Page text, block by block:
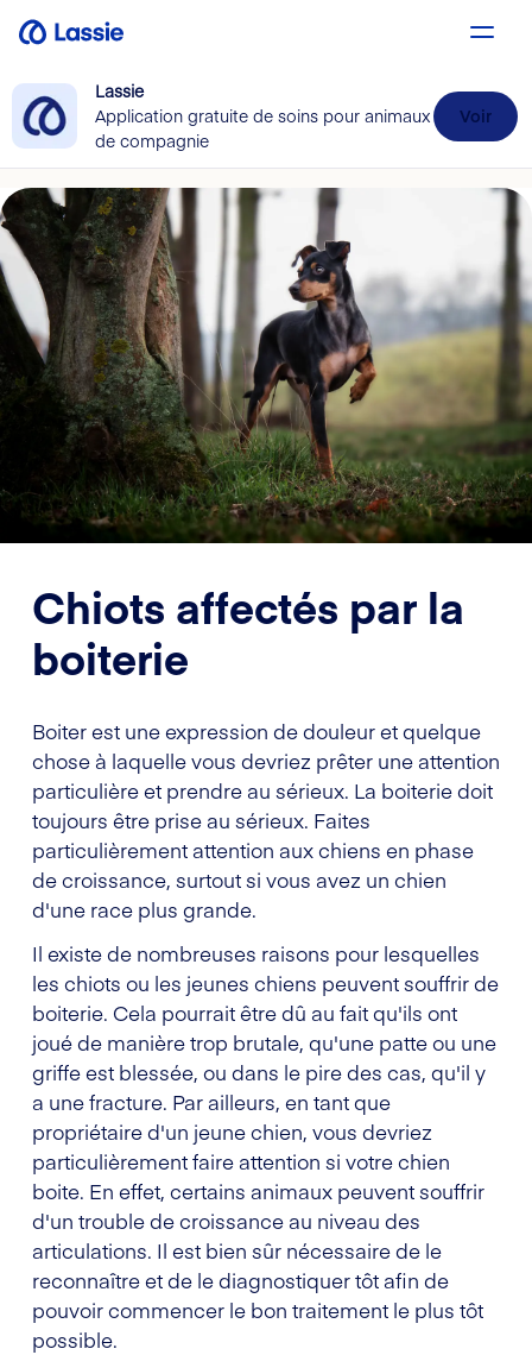
Lassie
Application gratuite de soins pour animaux
de compagnie
Voir
Chiots affectés par la
boiterie
Boiter est une expression de douleur et quelque
chose à laquelle vous devriez prêter une attention
particulière et prendre au sérieux. La boiterie doit
toujours être prise au sérieux. Faites
particulièrement attention aux chiens en phase
de croissance, surtout si vous avez un chien
d'une race plus grande.
Il existe de nombreuses raisons pour lesquelles
les chiots ou les jeunes chiens peuvent souffrir de
boiterie. Cela pourrait être dû au fait qu'ils ont
joué de manière trop brutale, qu'une patte ou une
griffe est blessée, ou dans le pire des cas, qu'il y
a une fracture. Par ailleurs, en tant que
propriétaire d'un jeune chien, vous devriez
particulièrement faire attention si votre chien
boite. En effet, certains animaux peuvent souffrir
d'un trouble de croissance au niveau des
articulations. Il est bien sûr nécessaire de le
reconnaître et de le diagnostiquer tôt afin de
pouvoir commencer le bon traitement le plus tôt
possible.